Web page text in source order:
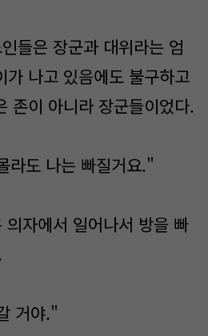
들은 장군과 대위라는 엄
가 나고 있음에도 불구하고
존이 아니라 장군들이었다.
라도 나는 빠질거요."
의자에서 일어나서 방을 빠
거야."